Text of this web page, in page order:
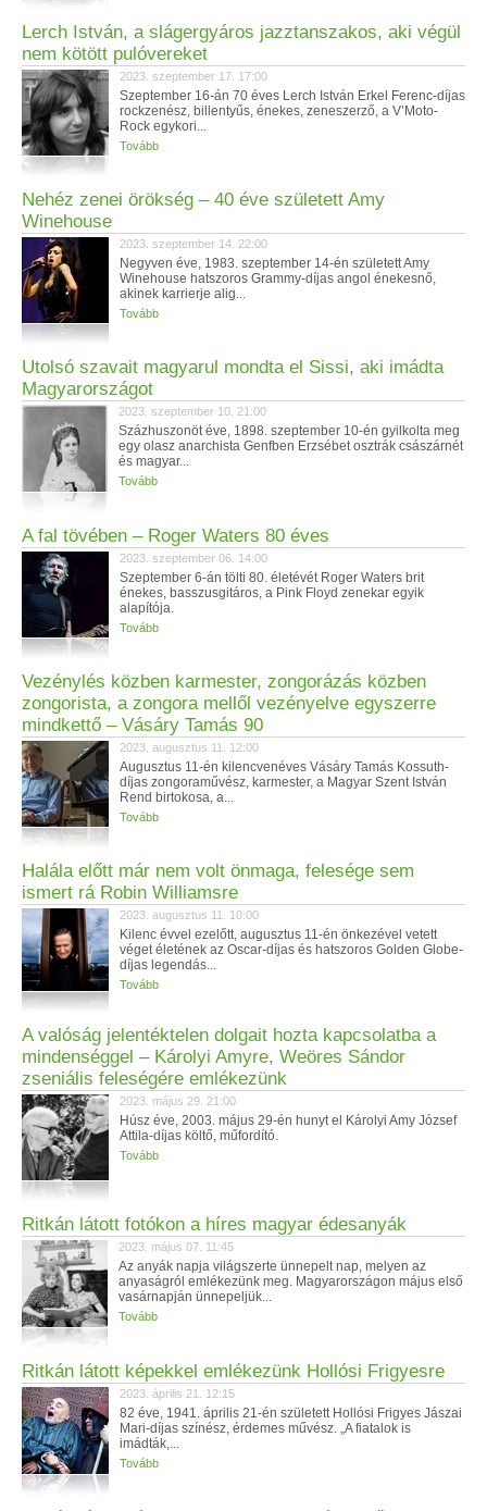
Lerch István, a slágergyáros jazztanszakos, aki végül
nem kötött pulóvereket
2023. szeptember 17. 17:00
Szeptember 16-án 70 éves Lerch István Erkel Ferenc-díjas
rockzenész, billentyűs, énekes, zeneszerző, a V’Moto-
Rock egykori...
Tovább
Nehéz zenei örökség – 40 éve született Amy
Winehouse
2023. szeptember 14. 22:00
Negyven éve, 1983. szeptember 14-én született Amy
Winehouse hatszoros Grammy-díjas angol énekesnő,
akinek karrierje alig...
Tovább
Utolsó szavait magyarul mondta el Sissi, aki imádta
Magyarországot
2023. szeptember 10. 21:00
Százhuszonöt éve, 1898. szeptember 10-én gyilkolta meg
egy olasz anarchista Genfben Erzsébet osztrák császárnét
és magyar...
Tovább
A fal tövében – Roger Waters 80 éves
2023. szeptember 06. 14:00
Szeptember 6-án tölti 80. életévét Roger Waters brit
énekes, basszusgitáros, a Pink Floyd zenekar egyik
alapítója.
Tovább
Vezénylés közben karmester, zongorázás közben
zongorista, a zongora mellől vezényelve egyszerre
mindkettő – Vásáry Tamás 90
2023. augusztus 11. 12:00
Augusztus 11-én kilencvenéves Vásáry Tamás Kossuth-
díjas zongoraművész, karmester, a Magyar Szent István
Rend birtokosa, a...
Tovább
Halála előtt már nem volt önmaga, felesége sem
ismert rá Robin Williamsre
2023. augusztus 11. 10:00
Kilenc évvel ezelőtt, augusztus 11-én önkezével vetett
véget életének az Oscar-díjas és hatszoros Golden Globe-
díjas legendás...
Tovább
A valóság jelentéktelen dolgait hozta kapcsolatba a
mindenséggel – Károlyi Amyre, Weöres Sándor
zseniális feleségére emlékezünk
2023. május 29. 21:00
Húsz éve, 2003. május 29-én hunyt el Károlyi Amy József
Attila-díjas költő, műfordító.
Tovább
Ritkán látott fotókon a híres magyar édesanyák
2023. május 07. 11:45
Az anyák napja világszerte ünnepelt nap, melyen az
anyaságról emlékezünk meg. Magyarországon május első
vasárnapján ünnepeljük...
Tovább
Ritkán látott képekkel emlékezünk Hollósi Frigyesre
2023. április 21. 12:15
82 éve, 1941. április 21-én született Hollósi Frigyes Jászai
Mari-díjas színész, érdemes művész. „A fiatalok is
imádták,...
Tovább